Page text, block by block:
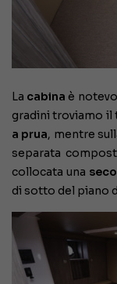
La cabina è
gradini troviamo il
a prua, mentre
separata
collocata una
di sotto del piano